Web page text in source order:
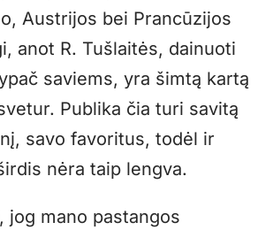
Austrijos bei Prancūzijos
anot R. Tušlaitės, dainuoti
saviems, yra šimtą kartą
Publika čia turi savitą
savo favoritus, todėl ir
nėra taip lengva.
jog mano pastangos